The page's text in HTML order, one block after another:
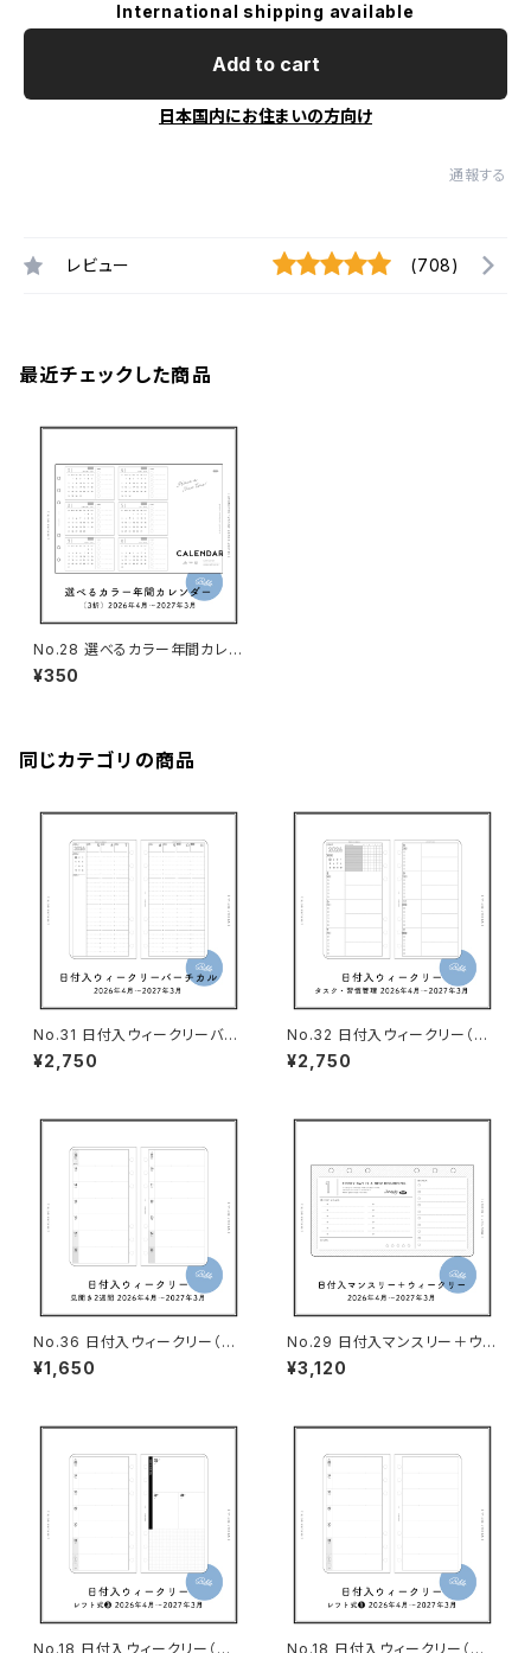
International shipping available
Add to cart
日本国内にお住まいの方向け
通報する
レビュー (708)
最近チェックした商品
No.28 選べるカラー年間カレン
ダー（3折・バイブルサイズ）
¥350
同じカテゴリの商品
No.31 日付入ウィークリーバー
チカル（バイブルサイズ）
¥2,750
No.32 日付入ウィークリー（タ
スク＆習慣管理・バイブルサイ
ズ）
¥2,750
No.36 日付入ウィークリー（見
開き2週間・バイブルサイズ）
¥1,650
No.29 日付入マンスリー＋ウィ
ークリー（バイブルサイズ）
¥3,120
No.18 日付入ウィークリー（レフ No.18 日付入ウィークリー（レフ